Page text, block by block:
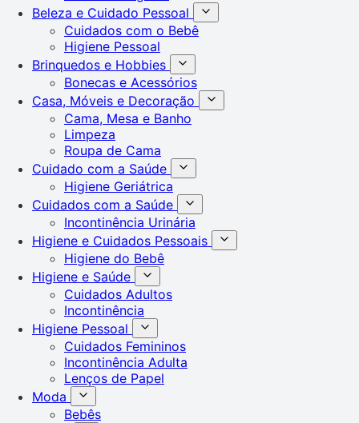
Beleza e Cuidado Pessoal
Cuidados com o Bebê
Higiene Pessoal
Brinquedos e Hobbies
Bonecas e Acessórios
Casa, Móveis e Decoração
Cama, Mesa e Banho
Limpeza
Roupa de Cama
Cuidado com a Saúde
Higiene Geriátrica
Cuidados com a Saúde
Incontinência Urinária
Higiene e Cuidados Pessoais
Higiene do Bebê
Higiene e Saúde
Cuidados Adultos
Incontinência
Higiene Pessoal
Cuidados Femininos
Incontinência Adulta
Lenços de Papel
Moda
Bebês